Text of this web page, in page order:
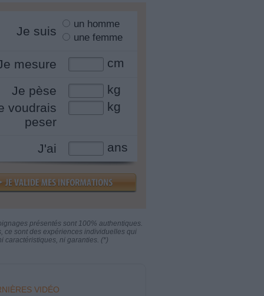
Je suis
un homme
une femme
mesure cm
Je pèse
kg
voudrais
peser
kg
J'ai ans
présentés sont 100% authentiques.
ce sont des expériences individuelles qui
caractéristiques, ni garanties. (*)
VIDÉO